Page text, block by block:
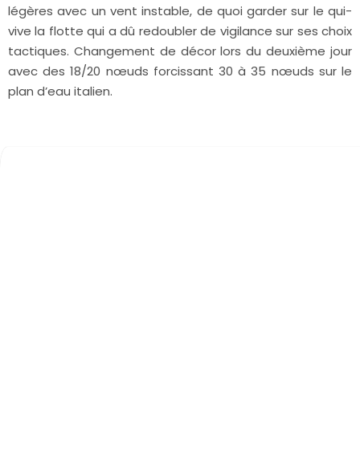
légères avec un vent instable, de quoi garder sur le qui-
vive la flotte qui a dû redoubler de vigilance sur ses choix
tactiques. Changement de décor lors du deuxième jour
avec des 18/20 nœuds forcissant 30 à 35 nœuds sur le
plan d’eau italien.